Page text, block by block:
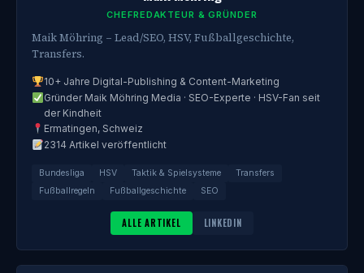
CHEFREDAKTEUR & GRÜNDER
Maik Möhring – Lead/SEO, HSV, Fußballgeschichte,
Transfers.
10+ Jahre Digital-Publishing & Content-Marketing
Gründer Maik Möhring Media · SEO-Experte · HSV-Fan seit
der Kindheit
Ermatingen, Schweiz
2314 Artikel veröffentlicht
Bundesliga HSV Taktik & Spielsysteme
Transfers
Fußballregeln
Fußballgeschichte SEO
ALLE ARTIKEL LINKEDIN